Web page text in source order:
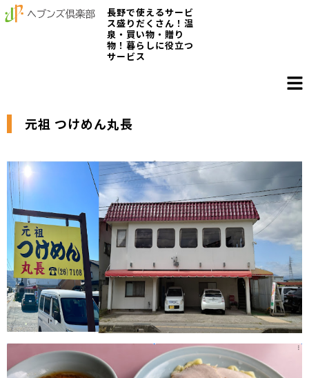
長野で使えるサービ
ス盛りだくさん！温
泉・買い物・贈り
物！暮らしに役立つ
サービス
元祖 つけめん丸長